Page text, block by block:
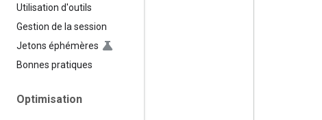
Utilisation d'outils
Gestion de la session
Jetons éphémères
Bonnes pratiques
Optimisation